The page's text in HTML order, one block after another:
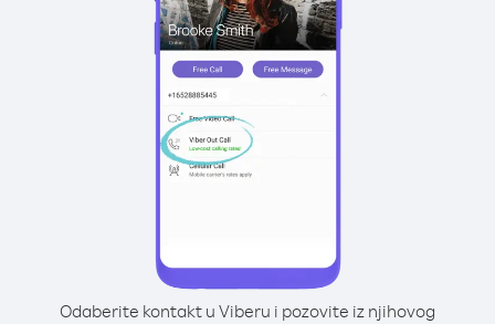
Odaberite kontakt u Viberu i pozovite iz njihovog